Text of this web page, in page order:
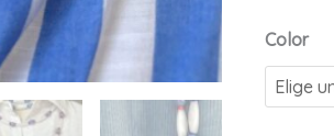
Color